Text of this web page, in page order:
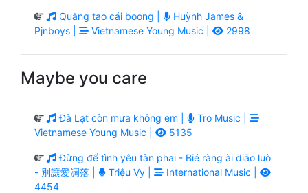
Quăng tao cái boong |
Huỳnh James &
Pjnboys |
Vietnamese Young Music | 2998
Maybe you care
Đà Lạt còn mưa không em |
Tro Music |
Vietnamese Young Music |
5135
Đừng để tình yêu tàn phai - Bié ràng ài diāo luò
- 別讓愛凋落 |
Triệu Vy |
International Music |
4454